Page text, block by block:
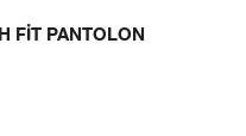
FIT PANTOLON